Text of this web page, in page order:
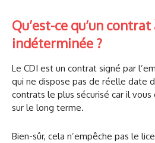
Qu’est-ce qu’un
indéterminée ?
Le CDI est un contrat signé par
qui ne dispose pas de réelle date
contrats le plus sécurisé car il
sur le long terme.
Bien-sûr, cela n’empêche pas le